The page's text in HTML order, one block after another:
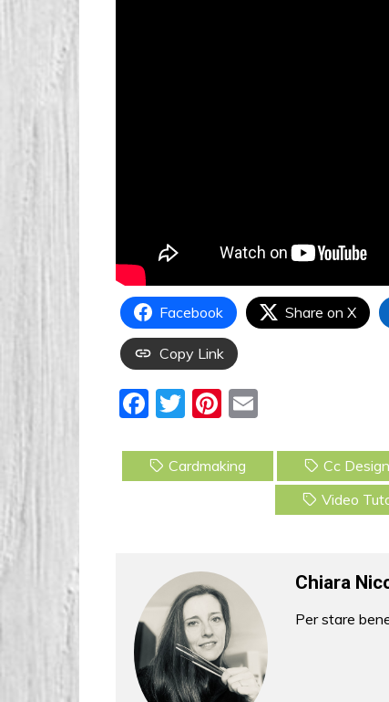
Facebook Share on X
Copy Link
F
c
e
o
k
T
itt
er
Pi
er
e
ai
l
Cardmaking Cc Design
Video
Chiara
Per stare